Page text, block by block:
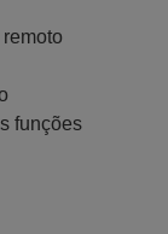
funções